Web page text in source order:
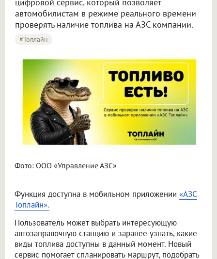
цифровой сервис, который позволяет
автомобилистам в режиме реального времени
проверять наличие топлива на АЗС компании.
#Топлайн
Фото: ООО «Управление АЗС»
Функция доступна в мобильном приложении «АЗС
Топлайн».
Пользователь может выбрать интересующую
автозаправочную станцию и заранее узнать, какие
виды топлива доступны в данный момент. Новый
сервис помогает спланировать маршрут, подобрать